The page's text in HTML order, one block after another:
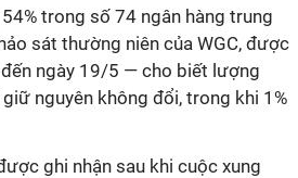
trong số 74 ngân hàng trung
sát thường niên của WGC, được
ngày 19/5 — cho biết lượng
nguyên không đổi, trong khi 1%
ghi nhận sau khi cuộc xung